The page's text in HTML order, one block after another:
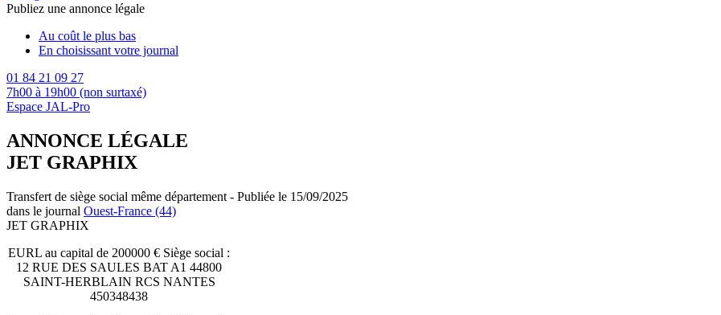
Publiez une annonce légale
Au coût le plus bas
En choisissant votre journal
01 84 21 09 27
7h00 à 19h00 (non surtaxé)
Espace JAL-Pro
ANNONCE LÉGALE
JET GRAPHIX
Transfert de siège social même département - Publiée le 15/09/2025
dans le journal Ouest-France (44)
JET GRAPHIX
EURL au capital de 200000 € Siège social :
12 RUE DES SAULES BAT A1 44800
SAINT-HERBLAIN RCS NANTES
450348438